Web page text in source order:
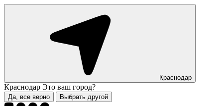
Краснодар
Краснодар Это ваш город?
Да, все верно Выбрать другой